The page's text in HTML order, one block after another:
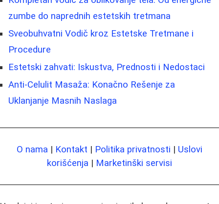
zumbe do naprednih estetskih tretmana
Sveobuhvatni Vodič kroz Estetske Tretmane i
Procedure
Estetski zahvati: Iskustva, Prednosti i Nedostaci
Anti-Celulit Masaža: Konačno Rešenje za
Uklanjanje Masnih Naslaga
O nama | Kontakt | Politika privatnosti | Uslovi
korišćenja | Marketinški servisi